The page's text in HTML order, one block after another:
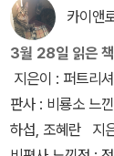
다른 동물들이 살
100까지 쉽게 익
태에 맞는 다양한
서 너덜너덜해
★지하 100층짜리 집★
케 ★이유가 있어
말에 죽자고 덤비
고. 나도 상종하고
라 생각했던 나
니 하나 마나 한
분이 만의 하나라
음씨’인가를 살핀
를 어떤 마음씨로
결로 마주하는가
곰곰이 되돌아봅
문학 비평)
고양이 그림책왜
은 아기 고양이>
임에 틀림없는 작
는 모험'은 흑백
위기까지. 미술관
들>은 실제로 앤
카이앤
3월 28일 읽은 책
지은이 : 퍼트리
판사 : 비룡소 느
하섭, 조혜란 지